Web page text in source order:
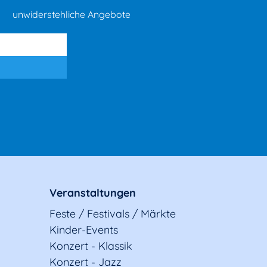
unwiderstehliche Angebote
Veranstaltungen
Feste / Festivals / Märkte
Kinder-Events
Konzert - Klassik
Konzert - Jazz